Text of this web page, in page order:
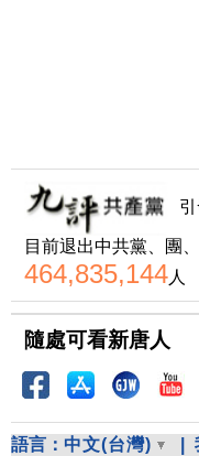
目前退出中共黨、團
464,835,144人
隨處可看新唐人
語言： 中文(台灣)